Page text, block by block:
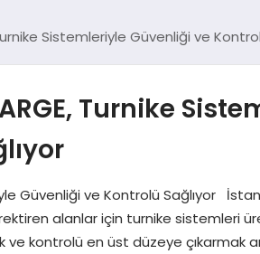
Sistemleriyle Güvenliği ve
Turnike
Güvenliği ve Kontrolü Sağlıyor
alanlar için turnike sistemleri
kontrolü en üst düzeye çıkarmak